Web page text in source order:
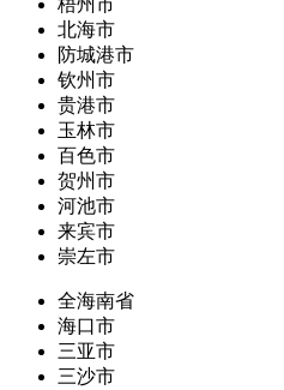
梧州市
北海市
防城港市
钦州市
贵港市
玉林市
百色市
贺州市
河池市
来宾市
崇左市
全海南省
海口市
三亚市
三沙市